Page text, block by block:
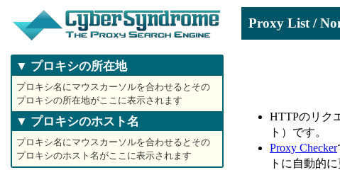
▼ プロキシの所在地
プロキシ名にマウスカーソルを合わせるとその
プロキシの所在地がここに表示されます
▼ プロキシのホスト名
プロキシ名にマウスカーソルを合わせるとその
プロキシのホスト名がここに表示されます
Proxy List /
HTTPのリク
ト）です。
Proxy Checker
トに自動的